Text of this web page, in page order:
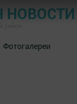
НОВОСТИ
Фотогалереи